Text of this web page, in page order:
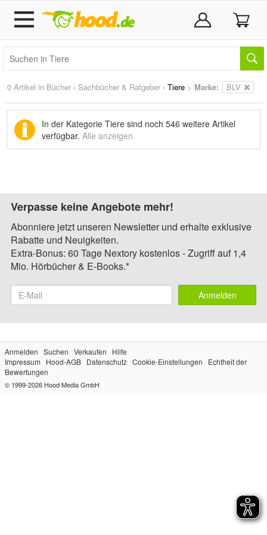
0 Artikel in Bücher › Sachbücher & Ratgeber › Tiere > Marke: BLV
In der Kategorie Tiere sind noch 546 weitere Artikel
verfügbar. Alle anzeigen
Verpasse keine Angebote mehr!
Abonniere jetzt unseren Newsletter und erhalte exklusive
Rabatte und Neuigkeiten.
Extra-Bonus: 60 Tage Nextory kostenlos - Zugriff auf 1,4
Mio. Hörbücher & E-Books.*
Anmelden
Anmelden Suchen Verkaufen
Hilfe
Impressum
Hood-AGB Datenschutz Cookie-Einstellungen
Echtheit der
Bewertungen
© 1999-2026 Hood Media GmbH